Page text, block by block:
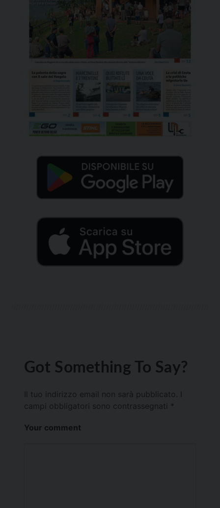
Got Something To Say?
Il tuo indirizzo email non sarà pubblicato.
campi obbligatori sono contrassegnati *
Your comment